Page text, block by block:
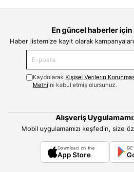
En güncel haberler
Haber listemize kayıt olarak
Kaydolarak Kişisel Verilerin
Metni'ni kabul etmiş olursunuz.
Alışveriş
Mobil uygulamamızı keşfedin, size
Download on the
App Store